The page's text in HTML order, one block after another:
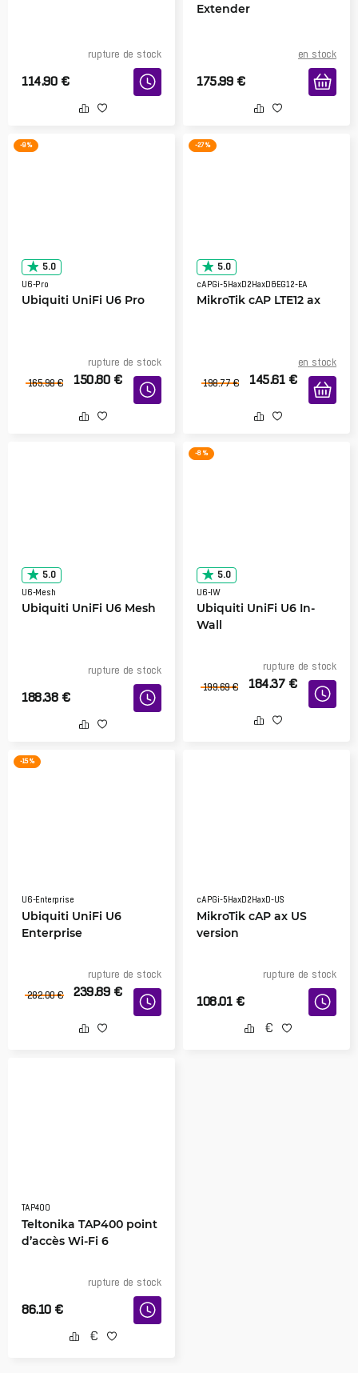
rupture de stock
114.90 €
Extender
en stock
175.99 €
-9 %
5.0
U6-Pro
Ubiquiti UniFi U6 Pro
rupture de stock
165.98 € 150.80 €
-27 %
5.0
cAPGi-5HaxD2HaxD&EG12-EA
MikroTik cAP LTE12 ax
en stock
198.77 € 145.61 €
5.0
U6-Mesh
Ubiquiti UniFi U6 Mesh
rupture de stock
188.38 €
-8 %
5.0
U6-IW
Ubiquiti UniFi U6 In-
Wall
rupture de stock
199.69 € 184.37 €
-15 %
U6-Enterprise
Ubiquiti UniFi U6
Enterprise
rupture de stock
282.00 € 239.89 €
cAPGi-5HaxD2HaxD-US
MikroTik cAP ax US
version
rupture de stock
108.01 €
TAP400
Teltonika TAP400 point
d’accès Wi-Fi 6
rupture de stock
86.10 €